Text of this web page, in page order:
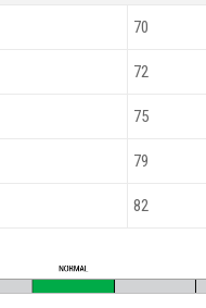
70
72
75
79
82